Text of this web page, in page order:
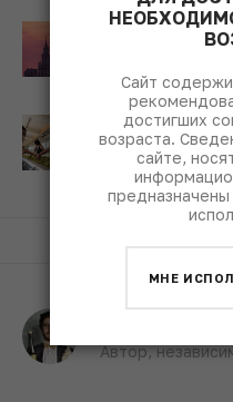
Российский
попал в топ-10
Вопросы о
винах: сколько
килограмм
винограда
Автор,
Сайт
достигших
возраста.
сайте,
предназначены
МНЕ